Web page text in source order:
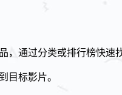
，通过分类或排行榜快速
目标影片。